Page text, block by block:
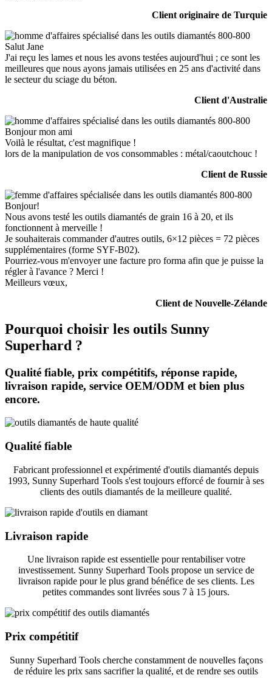
Client originaire de Turquie
Salut Jane
J'ai reçu les lames et nous les avons testées aujourd'hui ; ce sont les
meilleures que nous ayons jamais utilisées en 25 ans d'activité dans
le secteur du sciage du béton.
Client d'Australie
Bonjour mon ami
Voilà le résultat, c'est magnifique !
lors de la manipulation de vos consommables : métal/caoutchouc !
Client de Russie
Bonjour!
Nous avons testé les outils diamantés de grain 16 à 20, et ils
fonctionnent à merveille !
Je souhaiterais commander d'autres outils, 6×12 pièces = 72 pièces
supplémentaires (forme SYF-B02).
Pourriez-vous m'envoyer une facture pro forma afin que je puisse la
régler à l'avance ? Merci !
Meilleurs vœux,
Client de Nouvelle-Zélande
Pourquoi choisir les outils Sunny
Superhard ?
Qualité fiable, prix compétitifs, réponse rapide,
livraison rapide, service OEM/ODM et bien plus
encore.
Qualité fiable
Fabricant professionnel et expérimenté d'outils diamantés depuis
1993, Sunny Superhard Tools s'est toujours efforcé de fournir à ses
clients des outils diamantés de la meilleure qualité.
Livraison rapide
Une livraison rapide est essentielle pour rentabiliser votre
investissement. Sunny Superhard Tools propose un service de
livraison rapide pour le plus grand bénéfice de ses clients. Les
petites commandes sont livrées sous 7 à 15 jours.
Prix ​​compétitif
Sunny Superhard Tools cherche constamment de nouvelles façons
de réduire les prix sans sacrifier la qualité, et de rendre ses outils